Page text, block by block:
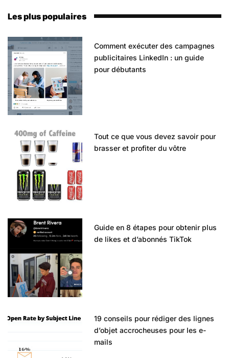
Les plus populaires
Comment exécuter des campagnes
publicitaires LinkedIn : un guide
pour débutants
Tout ce que vous devez savoir pour
brasser et profiter du vôtre
Guide en 8 étapes pour obtenir plus
de likes et d’abonnés TikTok
19 conseils pour rédiger des lignes
d’objet accrocheuses pour les e-
mails